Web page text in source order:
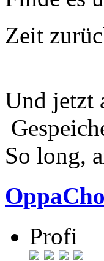
Zeit
Und jetzt
So long,
Profi